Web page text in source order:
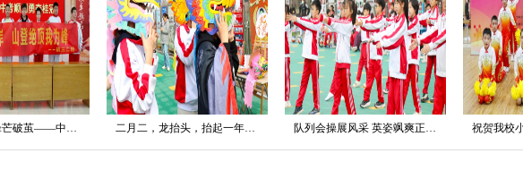
百日砺剑，锋芒破茧——中考百日誓师大会 二月二，龙抬头，抬起一年好兆头！ 队列会操展风采 英姿飒爽正少年——小学部队列队形会操比赛